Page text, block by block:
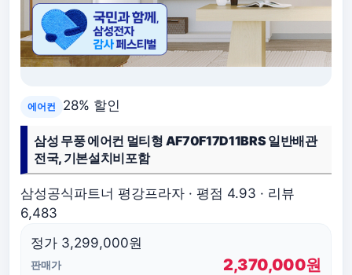
에어컨 28% 할인
삼성 무풍 에어컨 멀티형 AF70F17D11BRS 일반배관
전국, 기본설치비포함
삼성공식파트너 평강프라자 · 평점 4.93 · 리뷰
6,483
정가 3,299,000원
판매가 2,370,000원